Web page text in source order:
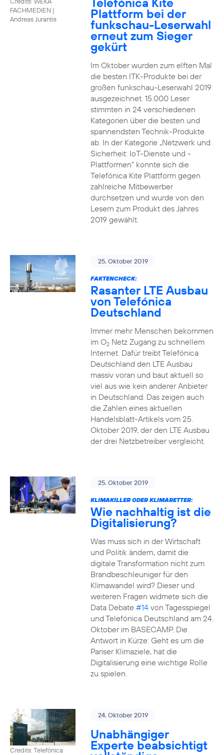
FACHMEDIEN |
Andreas Jurantis
Plattform bei der
funkschau-Leserwahl
erneut zum Sieger
gekürt
Im Oktober wurden zum elften Mal
die besten ITK-Produkte bei der
großen funkschau-Leserwahl 2019
ausgezeichnet. 15.000 Leser
stimmten in 24 verschiedenen
Kategorien über die besten und
spannendsten Technik-Produkte
ab. In der Kategorie „Netzwerk und
Sicherheit: IoT-Dienste und -
Plattformen“ konnte sich die
Telefónica Kite Plattform gegen
zahlreiche Mitbewerber
durchsetzen und wurde von den
Lesern zum Produkt des Jahres
2019 gewählt.
25. Oktober 2019
FAKTENCHECK:
Rasanter LTE Ausbau
von Telefónica
Deutschland
Immer mehr Menschen bekommen
im O2Netz Zugang zu schnellem
Internet. Dafür treibt Telefónica
Deutschland den LTE Ausbau
massiv voran und baut aktuell so
viel aus wie kein anderer Anbieter
in Deutschland. Das zeigen auch
die Zahlen eines aktuellen
Handelsblatt-Artikels vom 25.
Oktober 2019, der den LTE Ausbau
der drei Netzbetreiber vergleicht.
25. Oktober 2019
KLIMAKILLER ODER KLIMARETTER:
Wie nachhaltig ist die
Digitalisierung?
Was muss sich in der Wirtschaft
und Politik ändern, damit die
digitale Transformation nicht zum
Brandbeschleuniger für den
Klimawandel wird? Dieser und
weiteren Fragen widmete sich die
Data Debate #14von Tagesspiegel
und Telefónica Deutschland am 24.
Oktober im BASECAMP. Die
Antwort in Kürze: Geht es um die
Pariser Klimaziele, hat die
Digitalisierung eine wichtige Rolle
zu spielen.
Credits: Telefónica
24. Oktober 2019
Unabhängiger
Experte beabsichtigt